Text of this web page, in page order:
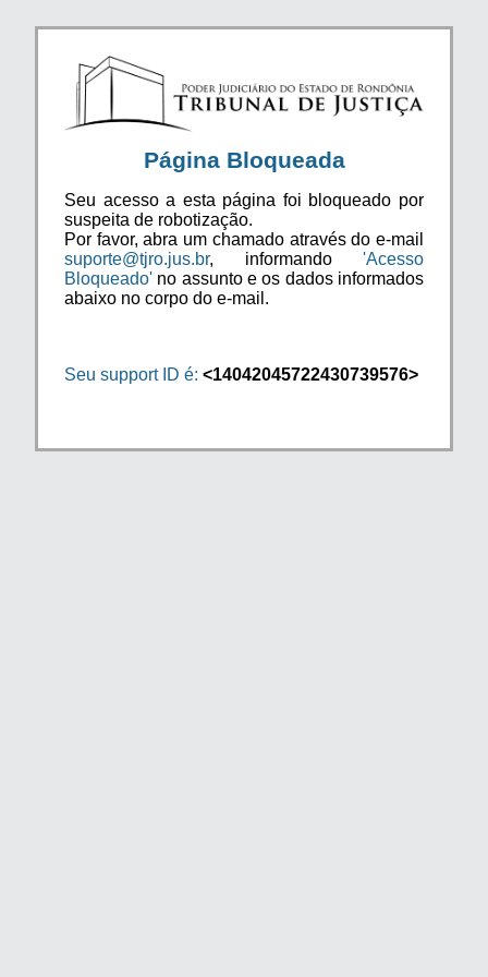
Página Bloqueada
Seu acesso a esta página foi bloqueado por
suspeita de robotização.
Por favor, abra um chamado através do e-mail
suporte@tjro.jus.br, informando 'Acesso
Bloqueado' no assunto e os dados informados
abaixo no corpo do e-mail.
Seu support ID é: <14042045722430739576>